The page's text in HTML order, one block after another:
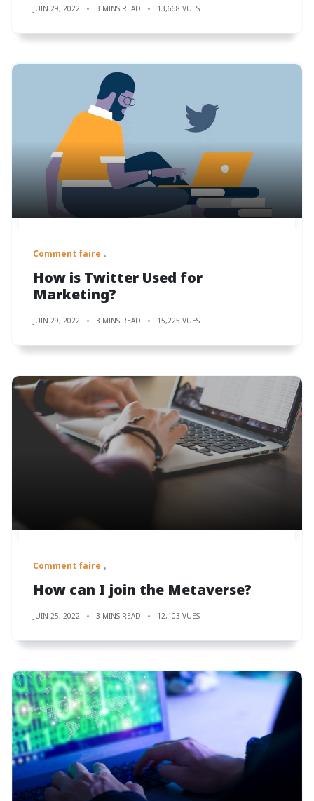
JUIN 29, 2022 3 MINS READ 13,668 VUES
Comment faire
How is Twitter Used for
Marketing?
JUIN 29, 2022 3 MINS READ 15,225 VUES
Comment faire
How can I join the Metaverse?
JUIN 25, 2022 3 MINS READ 12,103 VUES